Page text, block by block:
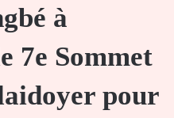
à
7e Sommet
pour